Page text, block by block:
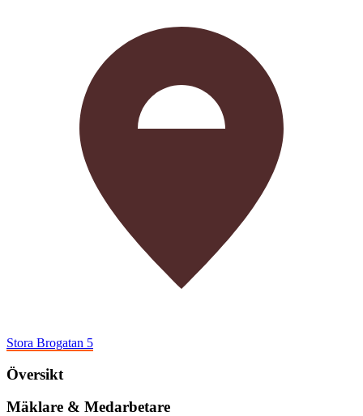
Stora Brogatan 5
Översikt
Mäklare & Medarbetare